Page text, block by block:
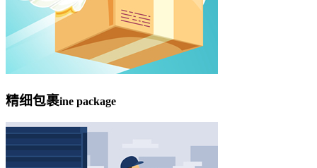
精细包裹ine package